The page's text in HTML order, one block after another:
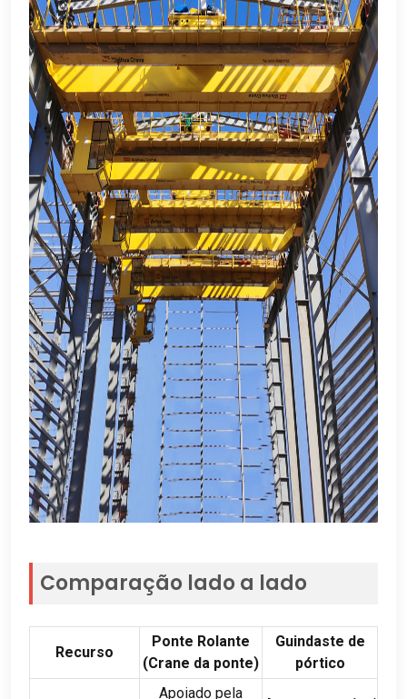
Comparação lado a lado
Recurso
Ponte Rolante
(Crane da ponte)
Guindaste de
pórtico
Apoiado pela